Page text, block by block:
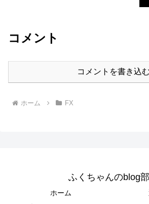
コメント
コメントを書き込む
ホーム FX
ふくちゃんのblog
ホーム